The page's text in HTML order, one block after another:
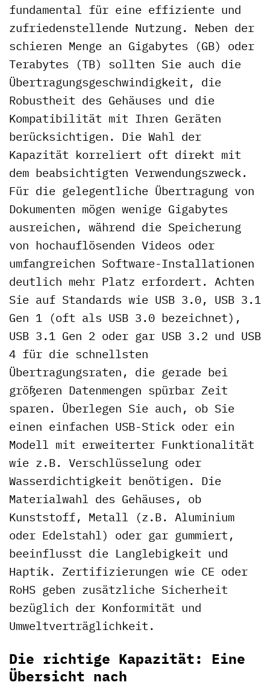
fundamental für eine effiziente und
zufriedenstellende Nutzung. Neben der
schieren Menge an Gigabytes (GB) oder
Terabytes (TB) sollten Sie auch die
Übertragungsgeschwindigkeit, die
Robustheit des Gehäuses und die
Kompatibilität mit Ihren Geräten
berücksichtigen. Die Wahl der
Kapazität korreliert oft direkt mit
dem beabsichtigten Verwendungszweck.
Für die gelegentliche Übertragung von
Dokumenten mögen wenige Gigabytes
ausreichen, während die Speicherung
von hochauflösenden Videos oder
umfangreichen Software-Installationen
deutlich mehr Platz erfordert. Achten
Sie auf Standards wie USB 3.0, USB 3.1
Gen 1 (oft als USB 3.0 bezeichnet),
USB 3.1 Gen 2 oder gar USB 3.2 und USB
4 für die schnellsten
Übertragungsraten, die gerade bei
größeren Datenmengen spürbar Zeit
sparen. Überlegen Sie auch, ob Sie
einen einfachen USB-Stick oder ein
Modell mit erweiterter Funktionalität
wie z.B. Verschlüsselung oder
Wasserdichtigkeit benötigen. Die
Materialwahl des Gehäuses, ob
Kunststoff, Metall (z.B. Aluminium
oder Edelstahl) oder gar gummiert,
beeinflusst die Langlebigkeit und
Haptik. Zertifizierungen wie CE oder
RoHS geben zusätzliche Sicherheit
bezüglich der Konformität und
Umweltverträglichkeit.
Die richtige Kapazität: Eine
Übersicht nach